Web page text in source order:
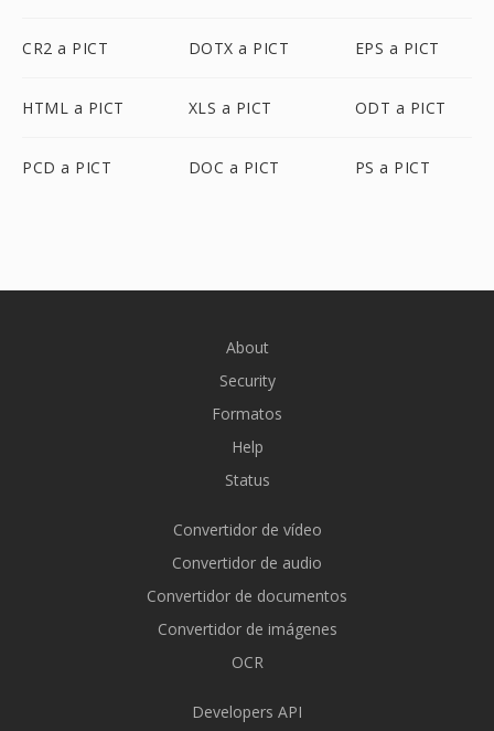
CR2 a PICT DOTX a PICT EPS a PICT
HTML a PICT XLS a PICT ODT a PICT
PCD a PICT DOC a PICT PS a PICT
About
Security
Formatos
Help
Status
Convertidor de vídeo
Convertidor de audio
Convertidor de documentos
Convertidor de imágenes
OCR
Developers API